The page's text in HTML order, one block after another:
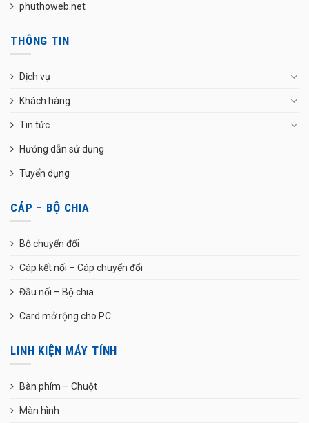
phuthoweb.net
THÔNG TIN
Dịch vụ
Khách hàng
Tin tức
Hướng dẫn sử dụng
Tuyển dụng
CÁP – BỘ CHIA
Bộ chuyển đổi
Cáp kết nối – Cáp chuyển đổi
Đầu nối – Bộ chia
Card mở rộng cho PC
LINH KIỆN MÁY TÍNH
Bàn phím – Chuột
Màn hình